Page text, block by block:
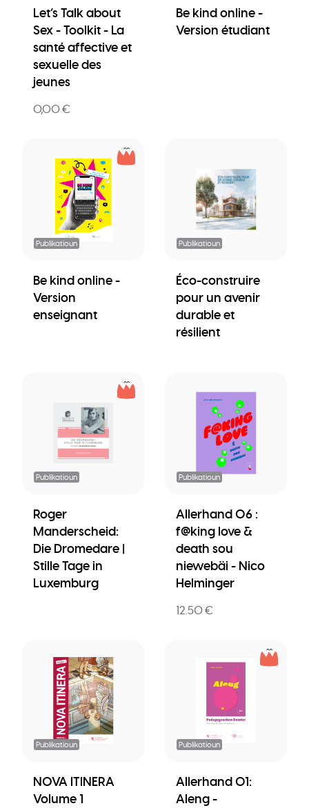
Let’s Talk about
Sex - Toolkit - La
santé affective et
sexuelle des
jeunes
0,00 €
Be kind online -
Version étudiant
Publikatioun
Be kind online -
Version
enseignant
Publikatioun
Éco-construire
pour un avenir
durable et
résilient
Publikatioun
Roger
Manderscheid:
Die Dromedare |
Stille Tage in
Luxemburg
Publikatioun
Allerhand 06 :
f@king love &
death sou
niewebäi - Nico
Helminger
12.50 €
Publikatioun
NOVA ITINERA
Volume 1
Publikatioun
Allerhand 01:
Aleng -